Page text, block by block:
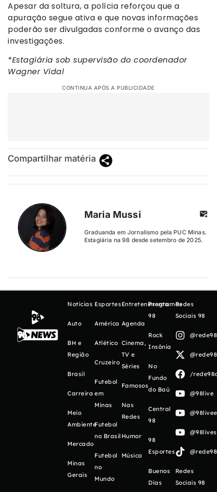
Apesar da soltura, a polícia reforçou que a
apuração segue ativa e que novas informações
poderão ser divulgadas conforme o avanço das
investigações.
*Estagiária sob supervisão do coordenador
Wagner Vidal
CONTINUA APÓS A PUBLICIDADE
Compartilhar matéria
Maria Mussi
Graduanda em Jornalismo pela PUC Minas.
Estagiária na 98 desde setembro de 2025.
Notícias
Auto
BH e
Região
Brasil
Carreira
Meio
Ambiente
Mercado
Minas
Gerais
Esportes
América
Atlético
Cruzeiro
Futebol
em
Minas
Futebol
no Brasil
Futebol
no
Mundo
Entretenimento
Agenda
Cinema,
TV e
Séries
Famosos
Nas
Redes
Humor
Música
Programas
98
Rock
Insônia
No
Fundo
do Baú
Central
98
98
Esportes
Buenos
Días
Redes
Sociais 98
/
@98live
Redes
Sociais 98